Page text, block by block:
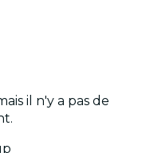
il n'y a pas de